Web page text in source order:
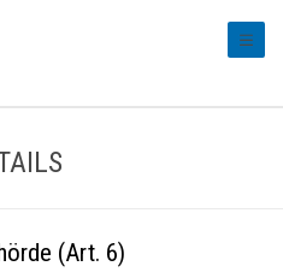
(Art. 6)